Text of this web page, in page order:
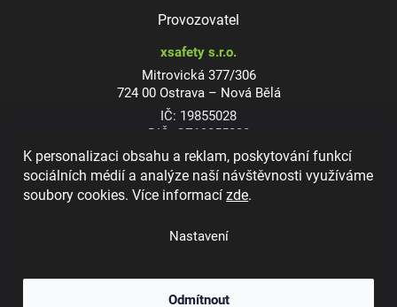
K personalizaci obsahu a reklam, poskytování funkcí
sociálních médií a analýze naší návštěvnosti využíváme
soubory cookies. Více informacízde.
Nastavení
Odmítnout
Provozovatel
xsafety s.r.o.
Mitrovická 377/306
724 00 Ostrava – Nová Bělá
IČ: 19855028
DIČ: CZ19855028
Dioptrické ochranné brýle